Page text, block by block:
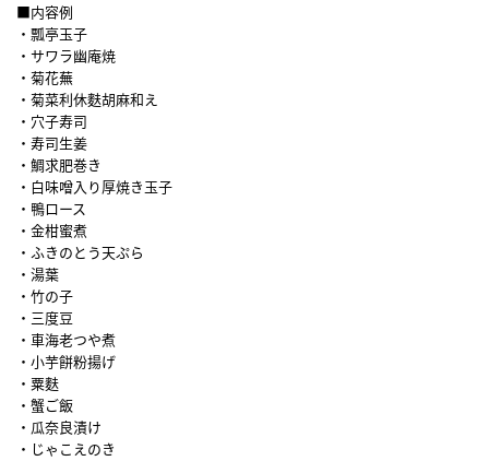
■内容例
・瓢亭玉子
・サワラ幽庵焼
・菊花蕪
・菊菜利休麩胡麻和え
・穴子寿司
・寿司生姜
・鯛求肥巻き
・白味噌入り厚焼き玉子
・鴨ロース
・金柑蜜煮
・ふきのとう天ぷら
・湯葉
・竹の子
・三度豆
・車海老つや煮
・小芋餅粉揚げ
・粟麩
・蟹ご飯
・瓜奈良漬け
・じゃこえのき